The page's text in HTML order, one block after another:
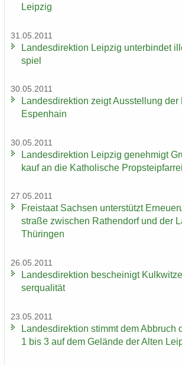
Leip­zig
31.05.2011
Lan­des­di­rek­ti­on Leip­zig un­ter­bin­det
spiel
30.05.2011
Lan­des­di­rek­ti­on zeigt Aus­stel­lung
Es­pen­hain
30.05.2011
Lan­des­di­rek­ti­on Leip­zig ge­neh­migt
kauf an die Ka­tho­li­sche
27.05.2011
Frei­staat Sach­sen un­ter­stützt
stra­ße zwi­schen Ra­then­dorf und der
Thü­rin­gen
26.05.2011
Lan­des­di­rek­ti­on be­schei­nigt
ser­qua­li­tät
23.05.2011
Lan­des­di­rek­ti­on stimmt dem Ab­bruch
1 bis 3 auf dem Ge­län­de der Alten